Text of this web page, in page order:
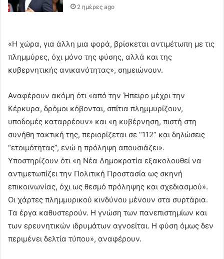
2 ημέρες ago
«Η χώρα, για άλλη μια φορά, βρίσκεται αντιμέτωπη με τις
πλημμύρες, όχι μόνο της φύσης, αλλά και της
κυβερνητικής ανικανότητας», σημειώνουν.
Αναφέρουν ακόμη ότι «από την Ήπειρο μέχρι την
Κέρκυρα, δρόμοι κόβονται, σπίτια πλημμυρίζουν,
υποδομές καταρρέουν» και «η κυβέρνηση, πιστή στη
συνήθη τακτική της, περιορίζεται σε “112” και δηλώσεις
“ετοιμότητας”, ενώ η πρόληψη απουσιάζει».
Υποστηρίζουν ότι «η Νέα Δημοκρατία εξακολουθεί να
αντιμετωπίζει την Πολιτική Προστασία ως σκηνή
επικοινωνίας, όχι ως θεσμό πρόληψης και σχεδιασμού».
Οι χάρτες πλημμυρικού κινδύνου μένουν στα συρτάρια.
Τα έργα καθυστερούν. Η γνώση των πανεπιστημίων και
των ερευνητικών ιδρυμάτων αγνοείται. Η φύση όμως δεν
περιμένει δελτία τύπου», αναφέρουν.